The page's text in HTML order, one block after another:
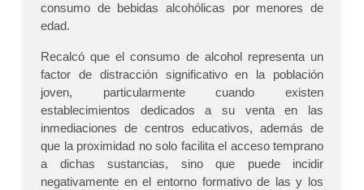
consumo de bebidas alcohólicas por menores de
edad.
Recalcó que el consumo de alcohol representa un
factor de distracción significativo en la población
joven, particularmente cuando existen
establecimientos dedicados a su venta en las
inmediaciones de centros educativos, además de
que la proximidad no solo facilita el acceso temprano
a dichas sustancias, sino que puede incidir
negativamente en el entorno formativo de las y los